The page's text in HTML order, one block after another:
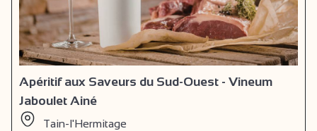
Apéritif aux Saveurs du Sud-Ouest - Vineum
Jaboulet Ainé
Tain-l'Hermitage